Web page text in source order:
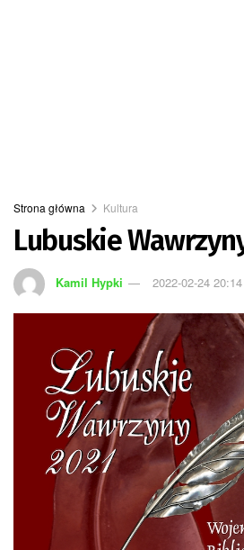
Strona główna Kultura
Lubuskie
Kamil Hypki 2022-02-24 20:14